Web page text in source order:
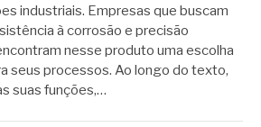
industriais. Empresas que buscam
à corrosão e precisão
nesse produto uma escolha
seus processos. Ao longo do texto,
suas funções,…